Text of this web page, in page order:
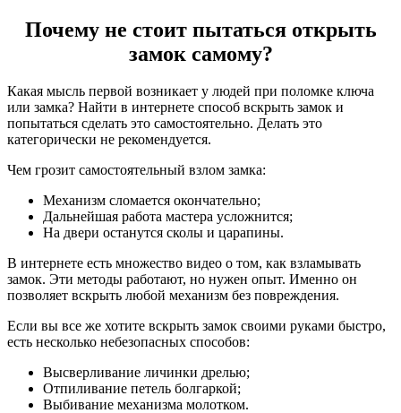
Почему не стоит пытаться открыть
замок самому?
Какая мысль первой возникает у людей при поломке ключа
или замка? Найти в интернете способ вскрыть замок и
попытаться сделать это самостоятельно. Делать это
категорически не рекомендуется.
Чем грозит самостоятельный взлом замка:
Механизм сломается окончательно;
Дальнейшая работа мастера усложнится;
На двери останутся сколы и царапины.
В интернете есть множество видео о том, как взламывать
замок. Эти методы работают, но нужен опыт. Именно он
позволяет вскрыть любой механизм без повреждения.
Если вы все же хотите вскрыть замок своими руками быстро,
есть несколько небезопасных способов:
Высверливание личинки дрелью;
Отпиливание петель болгаркой;
Выбивание механизма молотком.